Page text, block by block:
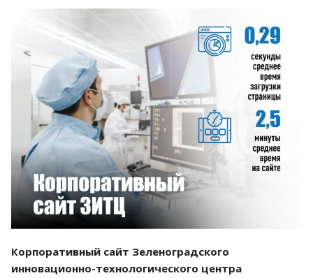
Смотреть проект
Корпоративный сайт Зеленоградского
инновационно-технологического центра